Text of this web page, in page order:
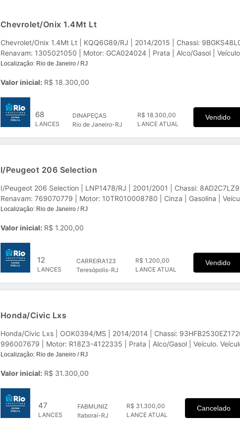
Chevrolet/Onix 1.4Mt Lt
Chevrolet/Onix 1.4Mt Lt | KQQ6G89/RJ | 2014/2015 | Chassi:
Renavam: 1305021050 | Motor: GCA024024 | Prata | Alco/Gasol |
Localização: Rio de Janeiro / RJ
Valor inicial: R$ 18.300,00
68
LANCES
DINAPEÇAS
Rio de Janeiro-RJ
R$ 18.300,00
LANCE ATUAL
Vendido
I/Peugeot 206 Selection
I/Peugeot 206 Selection | LNP1478/RJ | 2001/2001 | Chassi:
Renavam: 769070779 | Motor: 10TR010008780 | Cinza | Gasolina |
Localização: Rio de Janeiro / RJ
Valor inicial: R$ 1.200,00
12
LANCES
CARREIRA123
Teresópolis-RJ
R$ 1.200,00
LANCE ATUAL
Vendido
Honda/Civic Lxs
Honda/Civic Lxs | OOK0394/MS | 2014/2014 | Chassi:
996007679 | Motor: R18Z3-4122335 | Prata | Alco/Gasol | Veículo.
Localização: Rio de Janeiro / RJ
Valor inicial: R$ 31.300,00
47
LANCES
FABMUNIZ
Itaboraí-RJ
R$ 31.300,00
LANCE ATUAL
Cancelado